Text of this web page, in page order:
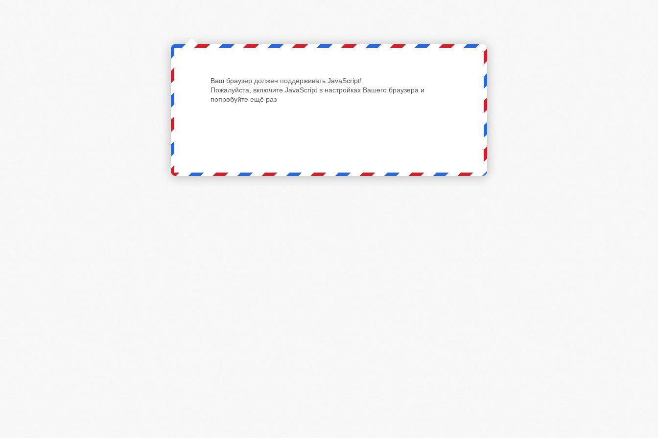
Ваш браузер должен поддерживать JavaScript!
Пожалуйста, включите JavaScript в настройках Вашего браузера и
попробуйте ещё раз